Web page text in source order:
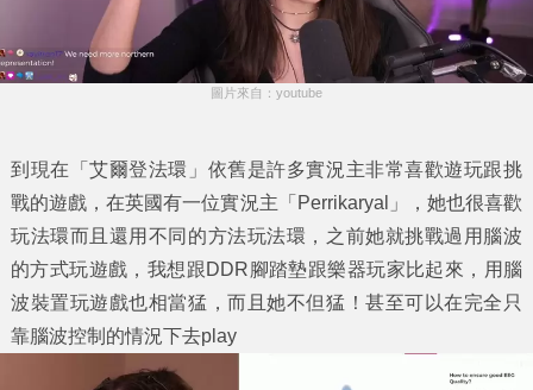
圖片來自：youtube
到現在「艾爾登法環」依舊是許多實況主非常喜歡遊玩跟挑
戰的遊戲，在英國有一位實況主「Perrikaryal」，她也很喜歡
玩法環而且還用不同的方法玩法環，之前她就挑戰過用腦波
的方式玩遊戲，我想跟DDR腳踏墊跟樂器玩家比起來，用腦
波裝置玩遊戲也相當猛，而且她不但猛！甚至可以在完全只
靠腦波控制的情況下去play